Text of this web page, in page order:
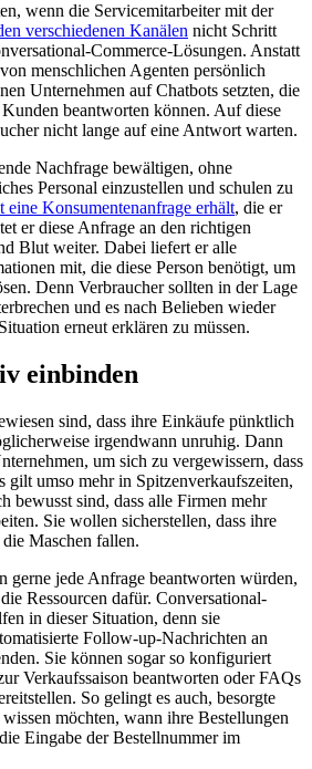
wenn die Servicemitarbeiter mit der
verschiedenen Kanälen nicht Schritt
Commerce-Lösungen. Anstatt
menschlichen Agenten persönlich
Unternehmen auf Chatbots setzten, die
beantworten können. Auf diese
nicht lange auf eine Antwort warten.
Nachfrage bewältigen, ohne
Personal einzustellen und schulen zu
eine Konsumentenanfrage erhält, die er
er diese Anfrage an den richtigen
Blut weiter. Dabei liefert er alle
mit, die diese Person benötigt, um
Denn Verbraucher sollten in der Lage
und es nach Belieben wieder
erneut erklären zu müssen.
einbinden
sind, dass ihre Einkäufe pünktlich
irgendwann unruhig. Dann
um sich zu vergewissern, dass
gilt umso mehr in Spitzenverkaufszeiten,
bewusst sind, dass alle Firmen mehr
Sie wollen sicherstellen, dass ihre
Maschen fallen.
gerne jede Anfrage beantworten würden,
Ressourcen dafür. Conversational-
in dieser Situation, denn sie
Follow-up-Nachrichten an
Sie können sogar so konfiguriert
Verkaufssaison beantworten oder FAQs
So gelingt es auch, besorgte
möchten, wann ihre Bestellungen
Eingabe der Bestellnummer im